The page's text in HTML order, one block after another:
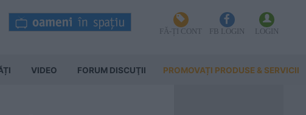
FĂ-ȚI CONT FB LOGIN LOGIN
VIDEO FORUM DISCUŢII PROMOVAȚI PRODUSE & SERVICII